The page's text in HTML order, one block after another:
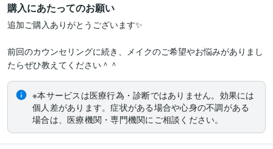
購入にあたってのお願い
追加ご購入ありがとうございます✨
前回のカウンセリングに続き、メイクのご希望やお悩みがありまし
※本サービスは医療行為・診断ではありません。効果には
個人差があります。症状がある場合や心身の不調がある
場合は、医療機関・専門機関にご相談ください。